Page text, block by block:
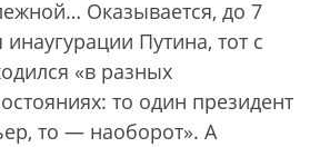
Оказывается, до 7
Путина, тот с
«в разных
то один президент
то — наоборот». А